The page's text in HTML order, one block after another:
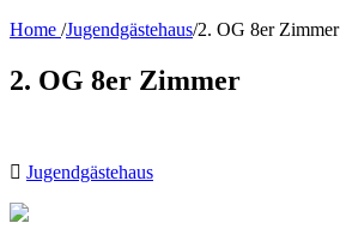
Home /Jugendgästehaus/2. OG 8er Zimmer
2. OG 8er Zimmer
Jugendgästehaus